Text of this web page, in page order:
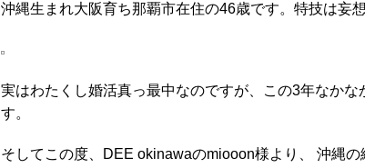
沖縄生まれ大阪育ち那覇市在住の46歳です。特技は妄想
実はわたくし婚活真っ最中なのですが、この3年なか
す。
そしてこの度、DEE okinawaのmiooon様より、 沖縄